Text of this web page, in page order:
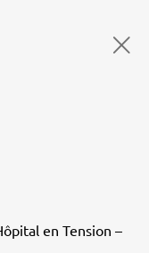
en Tension –